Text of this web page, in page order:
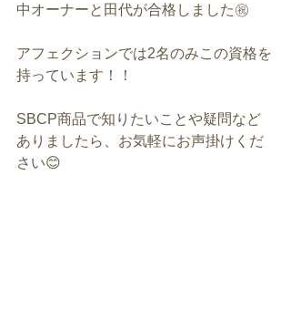
中オーナーと田代が合格しました㊗️
アフェクションでは2名のみこの資格を
持っています！！
SBCP商品で知りたいことや疑問など
ありましたら、お気軽にお声掛けくだ
さい😊